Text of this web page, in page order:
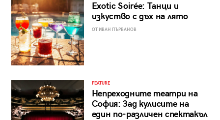
Exotic Soirée: Танци и
изкуство с дъх на лято
ОТ ИВАН ПЪРВАНОВ
FEATURE
Непреходните театри на
София: Зад кулисите на
един по-различен спектакъл